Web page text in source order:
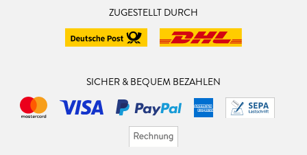
ZUGESTELLT DURCH
SICHER & BEQUEM BEZAHLEN